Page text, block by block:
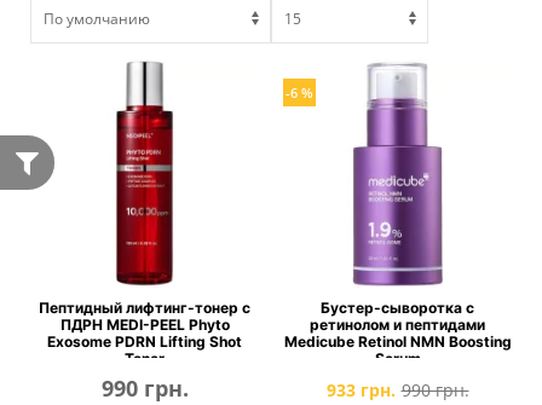
Пептидный лифтинг-тонер с
ПДРН MEDI-PEEL Phyto
Exosome PDRN Lifting Shot
Toner
990 грн.
-6 %
Бустер-сыворотка с
ретинолом и пептидами
Medicube Retinol NMN Boosting
Serum
933 грн. 990 грн.